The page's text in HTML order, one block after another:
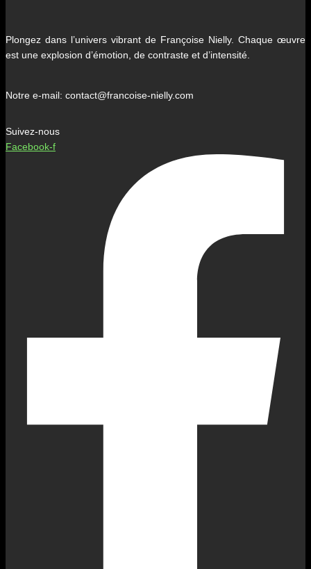
Plongez dans l’univers vibrant de Françoise Nielly. Chaque œuvre
est une explosion d’émotion, de contraste et d’intensité.
Notre e-mail: contact@francoise-nielly.com
Suivez-nous
Facebook-f